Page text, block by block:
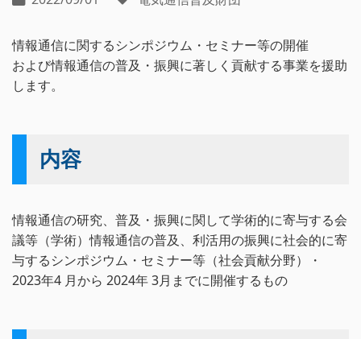
情報通信に関するシンポジウム・セミナー等の開催
および情報通信の普及・振興に著しく貢献する事業を援助
します。
内容
情報通信の研究、普及・振興に関して学術的に寄与する会
議等（学術）情報通信の普及、利活用の振興に社会的に寄
与するシンポジウム・セミナー等（社会貢献分野）・
2023年4 月から 2024年 3月までに開催するもの